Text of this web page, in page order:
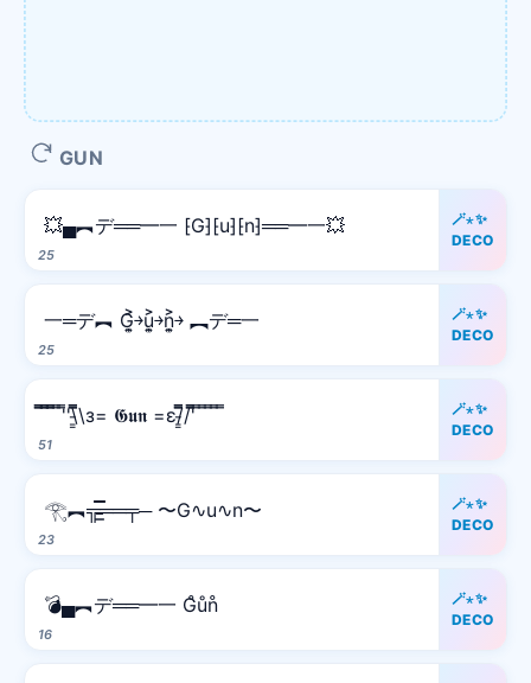
GUN
25
💥▄︻デ══━一 ⁅G⁆⁅u⁆⁅n⁆══━一💥
🪄⋆✨
DECO
25
一═デ︻ G͎͍͐￫u͎͍͐￫n͎͍͐￫ ︻デ═一
🪄⋆✨
DECO
51
̿̿ ̿̿ ̿̿ ̿'̿'\̵͇̿̿\з= 𝕲𝖚𝖓 =ε/̵͇̿̿/'̿̿ ̿ ̿ ̿ ̿ ̿
🪄⋆✨
DECO
23
𓂀︻╦̵̵͇̿̿̿̿══╤─ 〜G∿u∿n〜
🪄⋆✨
DECO
16
💣▄︻デ══━一 G̊ůn̊
🪄⋆✨
DECO